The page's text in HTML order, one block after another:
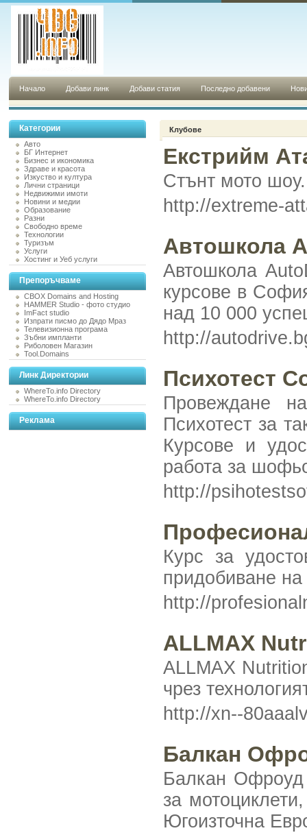
Начало Добави линк Добави статия Последно добавени
Категории
Авто
БГ Интернет
Бизнес и икономика
Здраве и красота
Изкуство и култура
Лични страници
Недвижими имоти
Новини и медии
Образование
Разни
Свободно време
Технологии
Туризъм
Услуги
Хостинг и Уеб услуги
Препоръчваме
CBOX Domains and Hosting
HAMMER Studio - фото студио
ImFact studio
Изпрати писмо до Дядо Мраз
Телевизионна програма
Зъбни импланти
Риболовен Магазин
Tool.Domains
Линк Директории
WhereTo.info Directory
WhereTo.info Directory
Реклама
Клубове
Екстрийм
Стънт мото
http://extreme-
Автошкола
Автошкола
курсове в
над 10 000
http://
Психотест
Провеждане
Психотест за
Курсове и
работа за
http://
Курс за
придобиване
http://
ALLMAX
ALLMAX
чрез
http://xn--
Балкан
Балкан Офроуд
за
Югоизточна